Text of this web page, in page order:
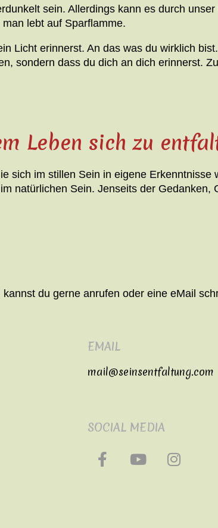
sein. Allerdings kann es durch
lebt auf Sparflamme.
Licht erinnerst. An das was du wirklich
sondern dass du dich an dich erinnerst.
Leben sich zu
sich im stillen Sein in eigene Erkenntnisse
natürlichen Sein. Jenseits der Gedanken,
du gerne anrufen oder eine eMail
EMAIL
mail@seinsentfaltung.com
SOCIAL MEDIA